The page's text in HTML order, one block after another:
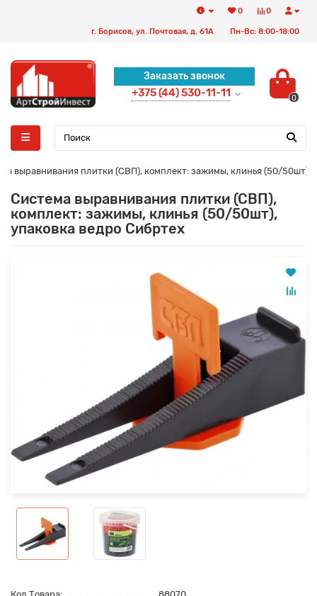
0
0
г. Борисов, ул. Почтовая, д. 61А Пн-Вс: 8:00-18:00
Заказать звонок
+375 (44) 530-11-11 0
выравнивания плитки (СВП), комплект: зажимы, клинья (50/50шт),
Система выравнивания плитки (СВП),
комплект: зажимы, клинья (50/50шт),
упаковка ведро Сибртех